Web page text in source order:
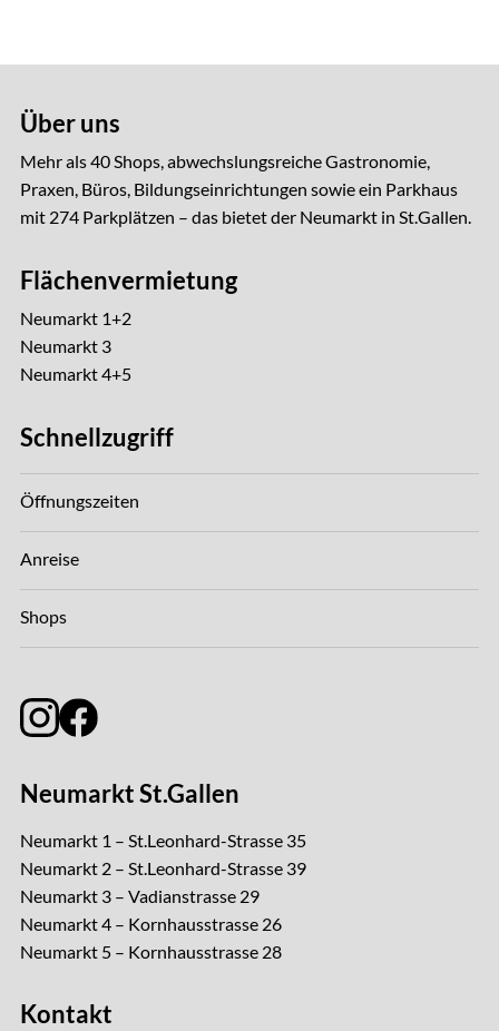
Über uns
Mehr als 40 Shops, abwechslungsreiche Gastro­nomie,
Praxen, Büros, Bildungseinrichtungen sowie ein Parkhaus
mit 274 Parkplätzen – das bietet der Neumarkt in St.Gallen.
Flächenvermietung
Neumarkt 1+2
Neumarkt 3
Neumarkt 4+5
Schnellzugriff
Öffnungszeiten
Anreise
Shops
Neumarkt St.Gallen
Neumarkt 1 – St.Leonhard-Strasse 35
Neumarkt 2 – St.Leonhard-Strasse 39
Neumarkt 3 – Vadianstrasse 29
Neumarkt 4 – Kornhausstrasse 26
Neumarkt 5 – Kornhausstrasse 28
Kontakt